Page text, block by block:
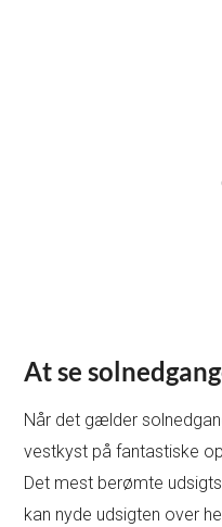
At se
Når det gælder
vestkyst på fantastiske
Det mest berømte
kan nyde udsigten over